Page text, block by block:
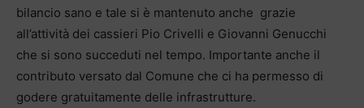
bilancio sano e tale si è mantenuto anche grazie
all’attività dei cassieri Pio Crivelli e Giovanni Genucchi
che si sono succeduti nel tempo. Importante anche il
contributo versato dal Comune che ci ha permesso di
godere gratuitamente delle infrastrutture.